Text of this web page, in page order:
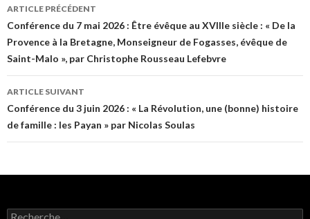
Navigation
des
articles
ARTICLE PRÉCÉDENT
Conférence du 7 mai 2026 : Être évêque au XVIIIe siècle : « De la
Provence à la Bretagne, Monseigneur de Fogasses, évêque de
Saint-Malo », par Christophe Rousseau Lefebvre
ARTICLE SUIVANT
Conférence du 3 juin 2026 : « La Révolution, une (bonne) histoire
de famille : les Payan » par Nicolas Soulas
R